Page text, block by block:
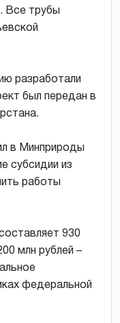
Все трубы
разработали
был передан в
в Минприроды
субсидии из
работы
930
млн рублей –
федеральной